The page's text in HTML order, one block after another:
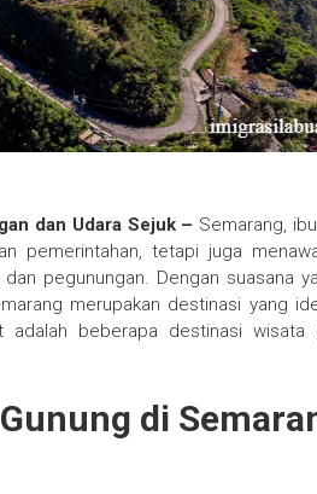
dan Udara Sejuk – Semarang,
pemerintahan, tetapi juga
pegunungan. Dengan suasana
merupakan destinasi yang
adalah beberapa destinasi
di